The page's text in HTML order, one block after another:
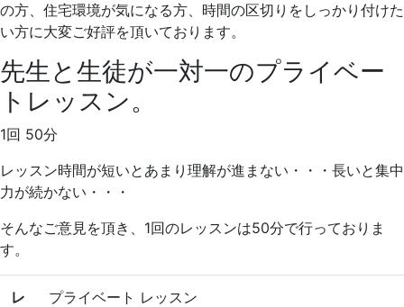
の方、住宅環境が気になる方、時間の区切りをしっかり付けた
い方に大変ご好評を頂いております。
先生と生徒が一対一のプライベー
トレッスン。
1回 50分
レッスン時間が短いとあまり理解が進まない・・・長いと集中
力が続かない・・・
そんなご意見を頂き、1回のレッスンは50分で行っておりま
す。
レ
プライベート レッスン